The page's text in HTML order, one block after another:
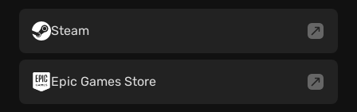
Steam
Epic Games Store